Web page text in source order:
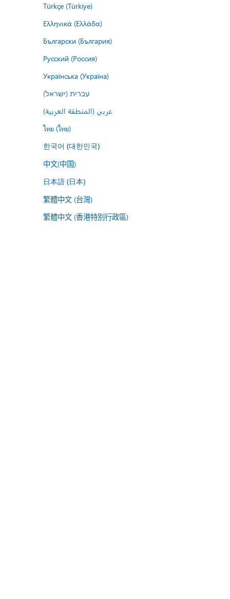
Türkçe (Türkiye)
Ελληνικά (Ελλάδα)
Български (България)
Русский (Россия)
Українська (Україна)
עברית (ישראל)
عربي (المنطقة العربية)
ไทย (ไทย)
한국어 (대한민국)
中文(中国)
日本語 (日本)
繁體中文 (台灣)
繁體中文 (香港特別行政區)